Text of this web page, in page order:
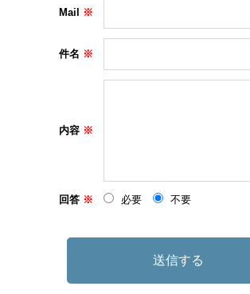
Mail
件名
内容
回答 必要 不要